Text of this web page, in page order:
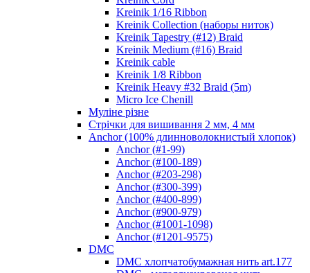
Kreinik 1/16 Ribbon
Kreinik Collection (наборы ниток)
Kreinik Tapestry (#12) Braid
Kreinik Medium (#16) Braid
Kreinik cable
Kreinik 1/8 Ribbon
Kreinik Heavy #32 Braid (5m)
Micro Ice Chenill
Муліне різне
Стрічки для вишивання 2 мм, 4 мм
Anchor (100% длинноволокнистый хлопок)
Anchor (#1-99)
Anchor (#100-189)
Anchor (#203-298)
Anchor (#300-399)
Anchor (#400-899)
Anchor (#900-979)
Anchor (#1001-1098)
Anchor (#1201-9575)
DMC
DMC хлопчатобумажная нить art.177